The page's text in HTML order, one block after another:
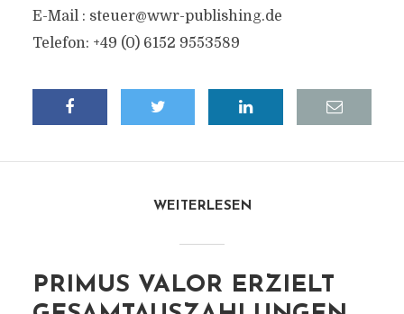
E-Mail : steuer@wwr-publishing.de
Telefon: +49 (0) 6152 9553589
WEITERLESEN
PRIMUS VALOR ERZIELT